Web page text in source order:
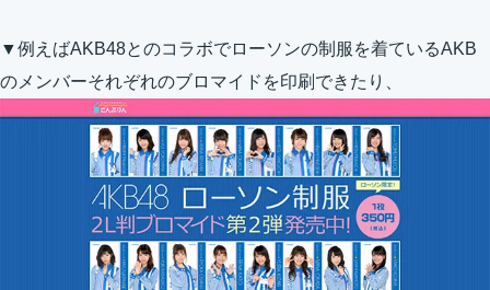
▼例えばAKB48とのコラボでローソンの制服を着ているAKB
のメンバーそれぞれのブロマイドを印刷できたり、